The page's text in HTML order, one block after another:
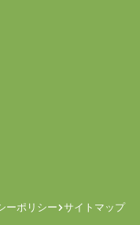
ーポリシー サイトマップ